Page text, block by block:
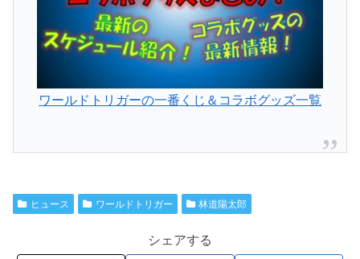
ワールドトリガーの一番くじ＆コラボグッズ一覧
ヒュース ワールドトリガー 林道陽太郎
シェアする